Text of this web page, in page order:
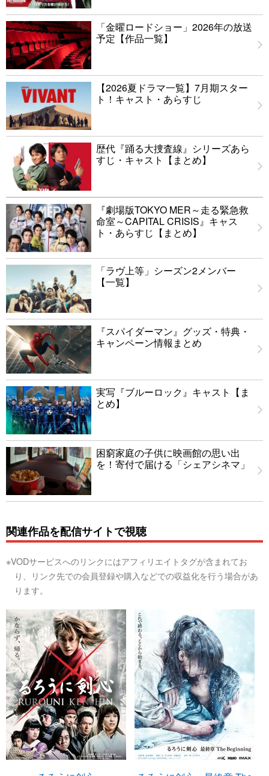
「金曜ロードショー」2026年の放送
予定【作品一覧】
【2026夏ドラマ一覧】7月期スター
ト！キャスト・あらすじ
歴代『踊る大捜査線』シリーズあら
すじ・キャスト【まとめ】
『劇場版TOKYO MER～走る緊急救
命室～CAPITAL CRISIS』キャス
ト・あらすじ【まとめ】
「ラヴ上等」シーズン2メンバー
【一覧】
『スパイダーマン』グッズ・特典・
キャンペーン情報まとめ
実写『ブルーロック』キャスト【ま
とめ】
困窮家庭の子供に映画館の思い出
を！寄付で届ける「シェアシネマ」
関連作品を配信サイトで視聴
※VODサービスへのリンクにはアフィリエイトタグが含まれてお
り、リンク先での会員登録や購入などでの収益化を行う場合があ
ります。